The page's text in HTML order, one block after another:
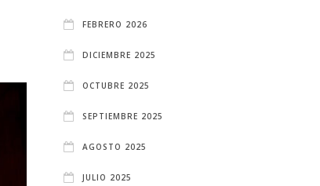
FEBRERO 2026
DICIEMBRE 2025
OCTUBRE 2025
SEPTIEMBRE 2025
AGOSTO 2025
JULIO 2025